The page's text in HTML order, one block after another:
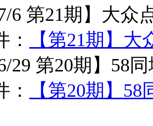
7/6 第21期】大
【第21期】
6/29 第20期】58
【第20期】